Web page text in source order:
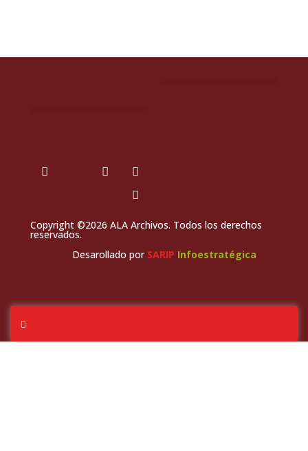
Copyright ©2026 ALA Archivos. Todos los derechos
reservados.
Desarollado por SARIP Infoestratégica